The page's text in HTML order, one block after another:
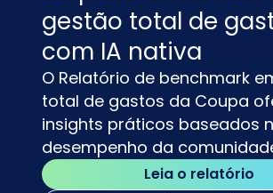
gestão total de
com IA nativa
O Relatório de benchmark
total de gastos da Coupa
insights práticos baseados
desempenho da
Leia o relatório